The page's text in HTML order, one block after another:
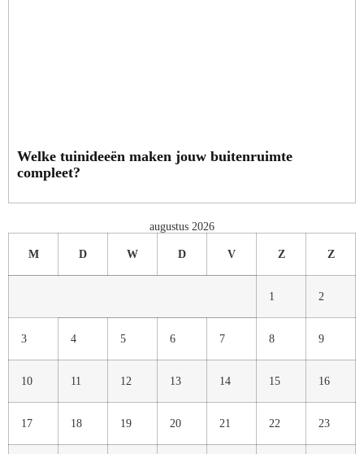
Welke tuinideeën maken jouw buitenruimte
compleet?
augustus 2026
M D W D V Z Z
1 2
3 4 5 6 7 8 9
10 11 12 13 14 15 16
17 18 19 20 21 22 23